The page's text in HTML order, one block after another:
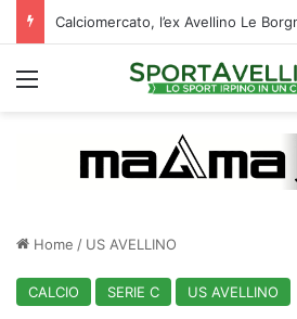
Menu
Home / US AVELLINO
CALCIO SERIE C US AVELLINO